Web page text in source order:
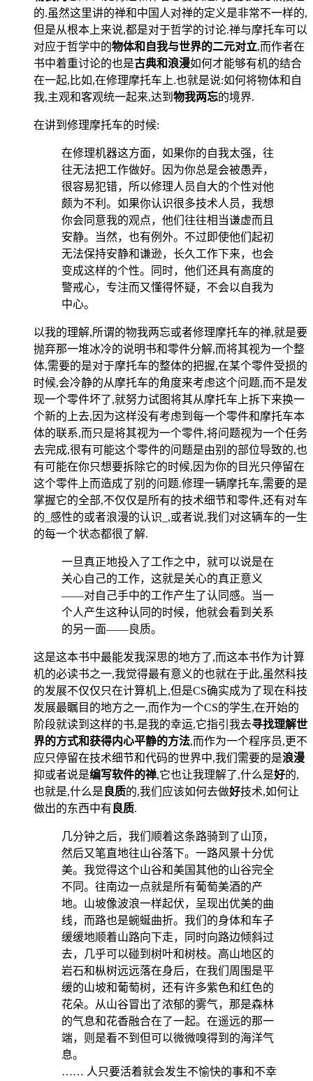
的.虽然这里讲的禅和中国人对禅的定义是非常不一样的,
但是从根本上来说,都是对于哲学的讨论.禅与摩托车可以
对应于哲学中的物体和自我与世界的二元对立,而作者在
书中着重讨论的也是古典和浪漫如何才能够有机的结合
在一起,比如,在修理摩托车上.也就是说:如何将物体和自
我,主观和客观统一起来,达到 物我两忘的境界.
在讲到修理摩托车的时候:
在修理机器这方面，如果你的自我太强，往
往无法把工作做好。因为你总是会被愚弄，
很容易犯错，所以修理人员自大的个性对他
颇为不利。如果你认识很多技术人员，我想
你会同意我的观点，他们往往相当谦虚而且
安静。当然，也有例外。不过即使他们起初
无法保持安静和谦逊，长久工作下来，也会
变成这样的个性。同时，他们还具有高度的
警戒心，专注而又懂得怀疑，不会以自我为
中心。
以我的理解,所谓的物我两忘或者修理摩托车的禅,就是要
抛弃那一堆冰冷的说明书和零件分解,而将其视为一个整
体,需要的是对于摩托车的整体的把握,在某个零件受损的
时候,会冷静的从摩托车的角度来考虑这个问题,而不是发
现一个零件坏了,就努力试图将其从摩托车上拆下来换一
个新的上去,因为这样没有考虑到每一个零件和摩托车本
体的联系,而只是将其视为一个零件,将问题视为一个任务
去完成,很有可能这个零件的问题是由别的部位导致的,也
有可能在你只想要拆除它的时候,因为你的目光只停留在
这个零件上而造成了别的问题.修理一辆摩托车,需要的是
掌握它的全部,不仅仅是所有的技术细节和零件,还有对车
的_感性的或者浪漫的认识_,或者说,我们对这辆车的一生
的每一个状态都很了解.
一旦真正地投入了工作之中，就可以说是在
关心自己的工作，这就是关心的真正意义
——对自己手中的工作产生了认同感。当一
个人产生这种认同的时候，他就会看到关系
的另一面——良质。
这是这本书中最能发我深思的地方了,而这本书作为计算
机的必读书之一,我觉得最有意义的也就在于此,虽然科技
的发展不仅仅只在计算机上,但是CS确实成为了现在科技
发展最瞩目的地方之一,而作为一个CS的学生,在开始的
阶段就读到这样的书,是我的幸运,它指引我去寻找理解世
界的方式和获得内心平静的方法,而作为一个程序员,更不
应只停留在技术细节和代码的世界中,我们需要的是浪漫
抑或者说是编写软件的禅,它也让我理解了,什么是好的,
也就是,什么是 良质的,我们应该如何去做好技术,如何让
做出的东西中有 良质.
几分钟之后，我们顺着这条路骑到了山顶，
然后又笔直地往山谷落下。一路风景十分优
美。我觉得这个山谷和美国其他的山谷完全
不同。往南边一点就是所有葡萄美酒的产
地。山坡像波浪一样起伏，呈现出优美的曲
线，而路也是蜿蜒曲折。我们的身体和车子
缓缓地顺着山路向下走，同时向路边倾斜过
去，几乎可以碰到树叶和树枝。高山地区的
岩石和枞树远远落在身后，在我们周围是平
缓的山坡和葡萄树，还有许多紫色和红色的
花朵。从山谷冒出了浓郁的雾气，那是森林
的气息和花香融合在了一起。在遥远的那一
端，则是看不到但可以微微嗅得到的海洋气
息。
…… 人只要活着就会发生不愉快的事和不幸